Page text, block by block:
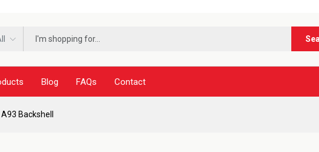
Blog FAQs Contact
Backshell